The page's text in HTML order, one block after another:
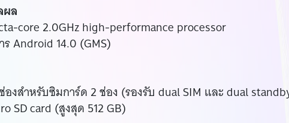
ผล
core 2.0GHz high-performance processor
Android 14.0 (GMS)
งสำหรับซิมการ์ด 2 ช่อง (รองรับ dual SIM และ dual
SD card (สูงสุด 512 GB)